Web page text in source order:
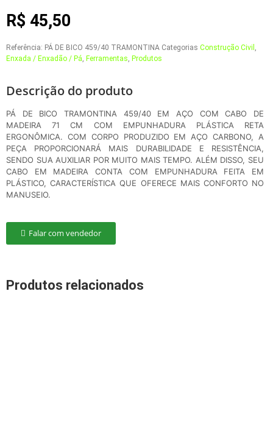
R$ 45,50
Referência: PÁ DE BICO 459/40 TRAMONTINA Categorias Construção Civil
Enxada / Enxadão / Pá Ferramentas Produtos
Descrição do produto
PÁ DE BICO TRAMONTINA 459/40 EM AÇO COM CABO DE
MADEIRA 71 CM COM EMPUNHADURA PLÁSTICA RETA
ERGONÔMICA. COM CORPO PRODUZIDO EM AÇO CARBONO, A
PEÇA PROPORCIONARÁ MAIS DURABILIDADE E RESISTÊNCIA,
SENDO SUA AUXILIAR POR MUITO MAIS TEMPO. ALÉM DISSO, SEU
CABO EM MADEIRA CONTA COM EMPUNHADURA FEITA EM
PLÁSTICO, CARACTERÍSTICA QUE OFERECE MAIS CONFORTO NO
MANUSEIO.
Falar com vendedor
Produtos relacionados